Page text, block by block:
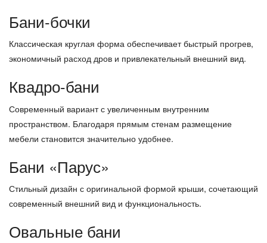
Бани-бочки
Классическая круглая форма обеспечивает быстрый прогрев,
экономичный расход дров и привлекательный внешний вид.
Квадро-бани
Современный вариант с увеличенным внутренним
пространством. Благодаря прямым стенам размещение
мебели становится значительно удобнее.
Бани «Парус»
Стильный дизайн с оригинальной формой крыши, сочетающий
современный внешний вид и функциональность.
Овальные бани